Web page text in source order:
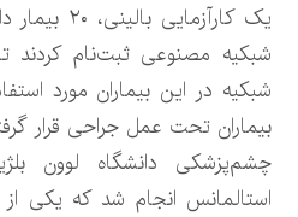
یک
شبکیه مصنوعی ثبت‌نام کردند
شبکیه در این بیماران مورد
بیماران تحت عمل جراحی قرار
چشم‌پزشکی دانشگاه لوون
استالمانس انجام شد که یکی